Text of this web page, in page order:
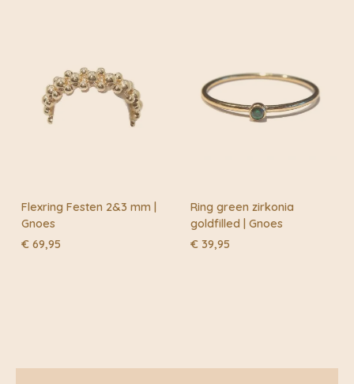
Flexring Festen 2&3 mm |
Gnoes
€ 69,95
Ring green zirkonia
goldfilled | Gnoes
€ 39,95